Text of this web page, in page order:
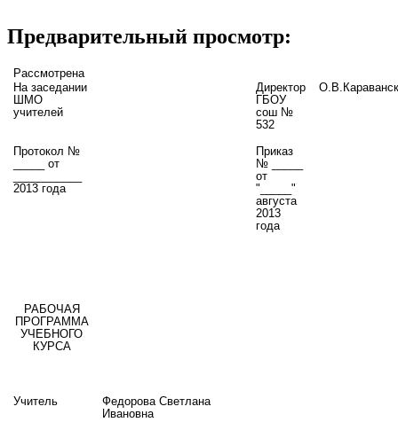
Предварительный просмотр:
Рассмотрена
На заседании
ШМО
учителей
Директор
ГБОУ
сош №
532
Протокол №
_____ от
2013 года
Приказ
№ _____
от
"_____"
августа
2013
года
РАБОЧАЯ
ПРОГРАММА
УЧЕБНОГО
КУРСА
Учитель
Федорова Светлана
Ивановна